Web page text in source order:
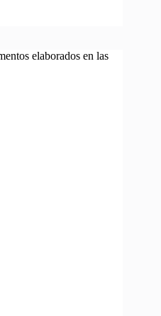
elaborados en las